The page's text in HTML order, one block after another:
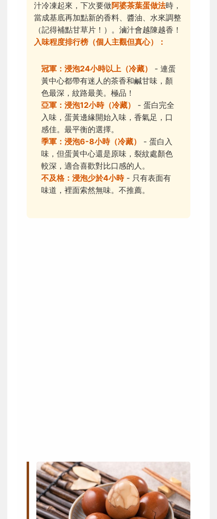
汁冷凍起來，下次要做阿婆茶葉蛋做法時，
當成基底再加點新的香料、醬油、水來調整
（記得補點甘草片！）。滷汁會越陳越香！
入味程度排行榜（個人主觀但真心）：
冠軍：浸泡24小時以上（冷藏）
- 連蛋
黃中心都帶有迷人的茶香和鹹甘味，顏
色最深，紋路最美。極品！
亞軍：浸泡12小時（冷藏）
- 蛋白完全
入味，蛋黃邊緣開始入味，香氣足，口
感佳。最平衡的選擇。
季軍：浸泡6-8小時（冷藏）
- 蛋白入
味，但蛋黃中心還是原味，裂紋處顏色
較深，適合喜歡對比口感的人。
不及格：浸泡少於4小時- 只有表面有
味道，裡面索然無味。不推薦。